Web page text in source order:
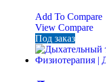
Add To Compare
View Compare
Под заказ